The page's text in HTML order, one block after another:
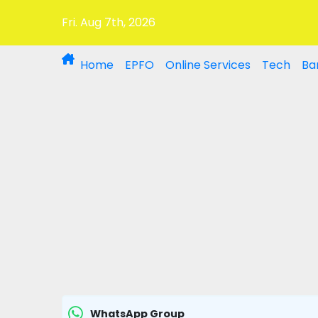
Fri. Aug 7th, 2026
Home EPFO Online Services Tech
WhatsApp Group